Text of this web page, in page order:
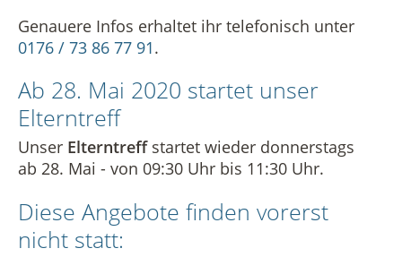
Genauere Infos erhaltet ihr telefonisch unter
0176 / 73 86 77 91.
Ab 28. Mai 2020 startet unser
Elterntreff
Unser Elterntreffstartet wieder donnerstags
ab 28. Mai - von 09:30 Uhr bis 11:30 Uhr.
Diese Angebote finden vorerst
nicht statt: